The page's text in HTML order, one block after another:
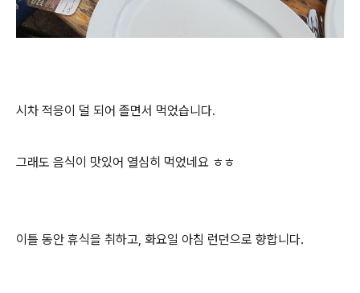
시차 적응이 덜 되어 졸면서 먹었습니다.
그래도 음식이 맛있어 열심히 먹었네요 ㅎㅎ
이틀 동안 휴식을 취하고, 화요일 아침 런던으로 향합니다.